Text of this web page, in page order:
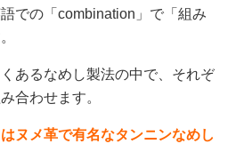
での「combination」で「組み
あるなめし製法の中で、それぞ
合わせます。
ヌメ革で有名なタンニンなめし